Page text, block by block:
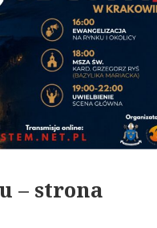
– strona